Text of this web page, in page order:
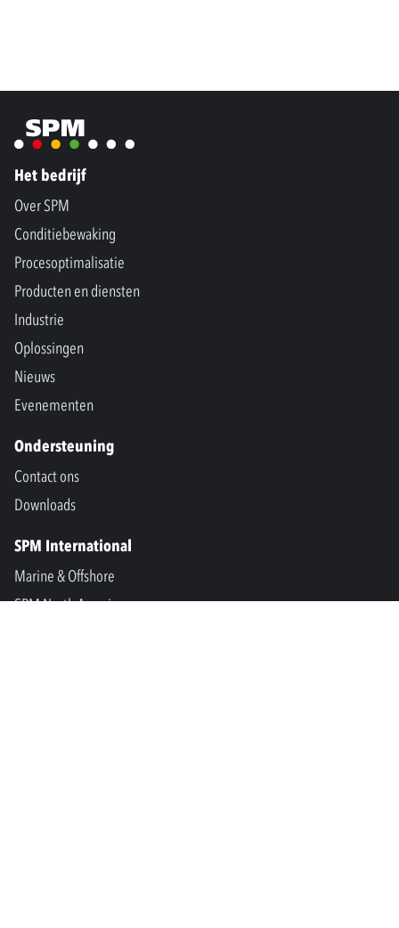
Het bedrijf
Over SPM
Conditiebewaking
Procesoptimalisatie
Producten en diensten
Industrie
Oplossingen
Nieuws
Evenementen
Ondersteuning
Contact ons
Downloads
SPM International
Marine & Offshore
SPM North America